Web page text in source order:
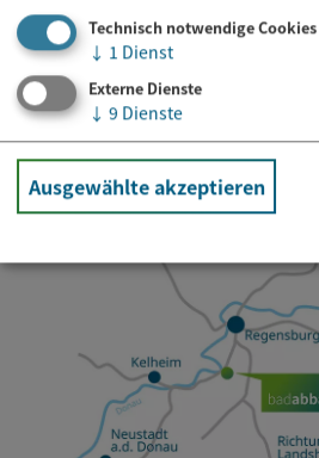
E-Mail*
Technisch notwendige Cookies
↓ 1 Dienst
Externe Dienste
↓ 9 Dienste
Ausgewählte akzeptieren